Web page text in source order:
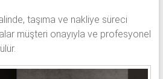
taşıma ve nakliye süreci
müşteri onayıyla ve profesyonel